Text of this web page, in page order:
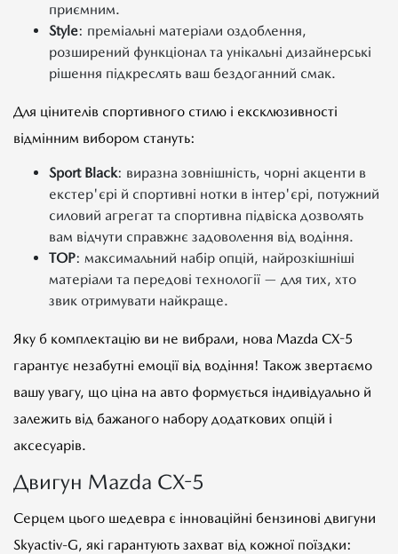
приємним.
Style: преміальні матеріали оздоблення,
розширений функціонал та унікальні дизайнерські
рішення підкреслять ваш бездоганний смак.
Для цінителів спортивного стилю і ексклюзивності
відмінним вибором стануть:
Sport Black: виразна зовнішність, чорні акценти в
екстер'єрі й спортивні нотки в інтер'єрі, потужний
силовий агрегат та спортивна підвіска дозволять
вам відчути справжнє задоволення від водіння.
TOP: максимальний набір опцій, найрозкішніші
матеріали та передові технології — для тих, хто
звик отримувати найкраще.
Яку б комплектацію ви не вибрали, нова Mazda CX-5
гарантує незабутні емоції від водіння! Також звертаємо
вашу увагу, що ціна на авто формується індивідуально й
залежить від бажаного набору додаткових опцій і
аксесуарів.
Двигун Mazda CX-5
Серцем цього шедевра є інноваційні бензинові двигуни
Skyactiv-G, які гарантують захват від кожної поїздки: